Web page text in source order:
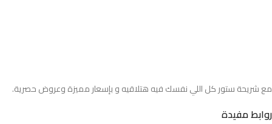
مع شريحة ستور كل اللي نفسك فيه هتلاقيه و بإسعار مميزة وعروض حصرية.
روابط مفيدة